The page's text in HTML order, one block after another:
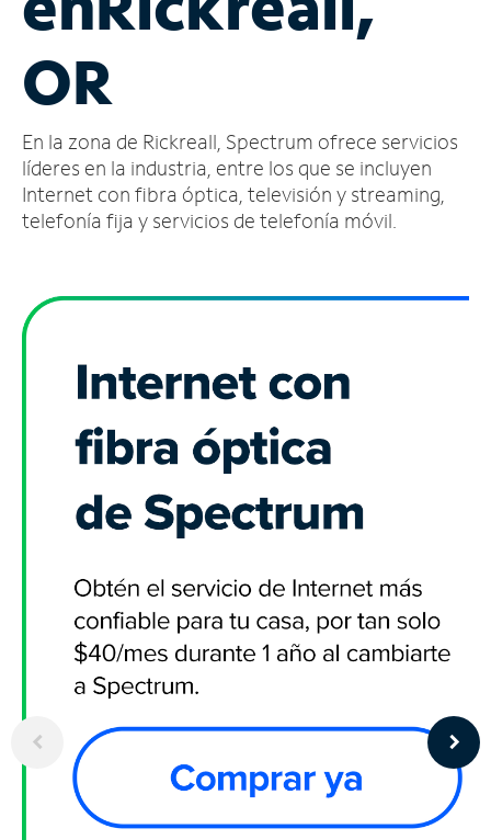
cuenta
Encuentra
tienda
OR
En la zona de Rickreall, Spectrum ofrece servicios
líderes en la industria, entre los que se incluyen
Internet con fibra óptica, televisión y streaming,
telefonía fija y servicios de telefonía móvil.